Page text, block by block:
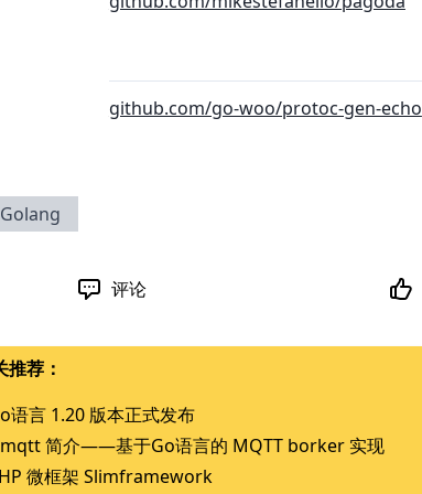
github.com/go-woo/protoc-gen-echo
Golang
评论
推荐：
语言 1.20 版本正式发布
简介——基于Go语言的 MQTT borker 实现
微框架 Slimframework